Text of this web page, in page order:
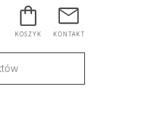
KOSZYK KONTAKT